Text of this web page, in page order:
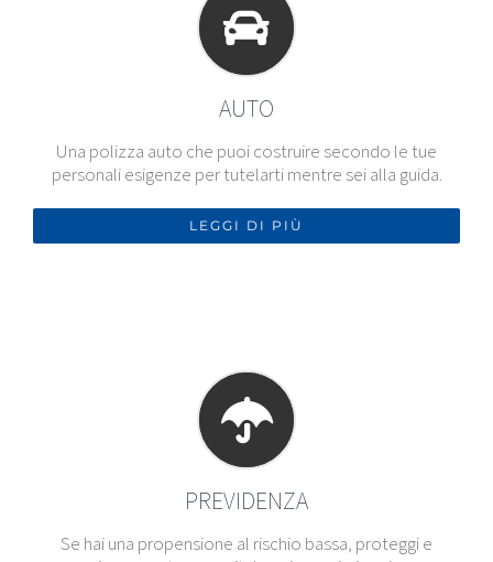
AUTO
Una polizza auto che puoi costruire secondo le tue
personali esigenze per tutelarti mentre sei alla guida.
LEGGI DI PIÙ
PREVIDENZA
Se hai una propensione al rischio bassa, proteggi e